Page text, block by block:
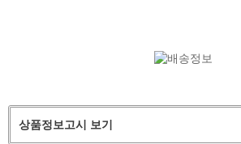
상품정보고시 보기